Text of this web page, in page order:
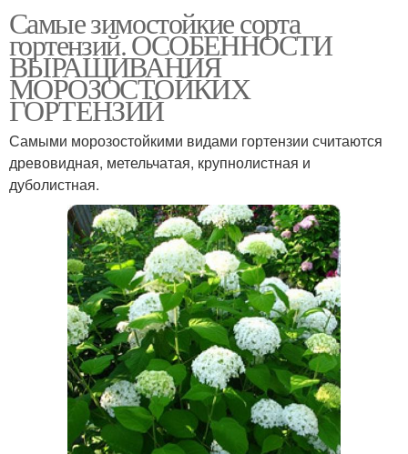
Самые зимостойкие сорта
гортензий. ОСОБЕННОСТИ
ВЫРАЩИВАНИЯ
МОРОЗОСТОЙКИХ
ГОРТЕНЗИЙ
Самыми морозостойкими видами гортензии считаются
древовидная, метельчатая, крупнолистная и
дуболистная.